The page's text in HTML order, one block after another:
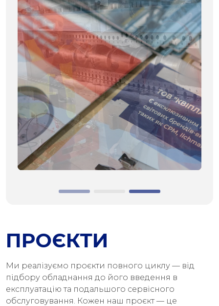
ПРОЄКТИ
Ми реалізуємо проєкти повного циклу — від
підбору обладнання до його введення в
експлуатацію та подальшого сервісного
обслуговування. Кожен наш проєкт — це